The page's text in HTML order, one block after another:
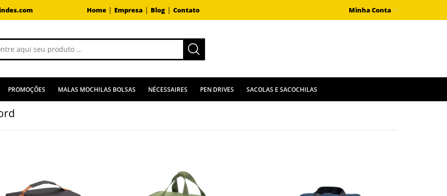
Home| Empresa| Blog| Contato Minha Conta
PROMOÇÕES MALAS MOCHILAS BOLSAS NÉCESSAIRES PEN DRIVES SACOLAS E SACOCHILAS